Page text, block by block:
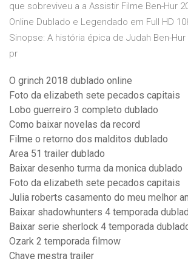
que sobreviveu a a Assistir Filme Ben-Hur
Online Dublado e Legendado em Full HD
Sinopse: A história épica de Judah Ben-
pr
O grinch 2018 dublado online
Foto da elizabeth sete pecados capitais
Lobo guerreiro 3 completo dublado
Como baixar novelas da record
Filme o retorno dos malditos dublado
Area 51 trailer dublado
Baixar desenho turma da monica dublado
Foto da elizabeth sete pecados capitais
Julia roberts casamento do meu melhor
Baixar shadowhunters 4 temporada
Baixar serie sherlock 4 temporada
Ozark 2 temporada filmow
Chave mestra trailer